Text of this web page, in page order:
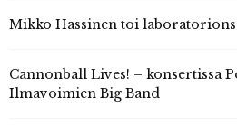
Mikko Hassinen toi
Cannonball Lives! – konsertissa
Ilmavoimien Big Band